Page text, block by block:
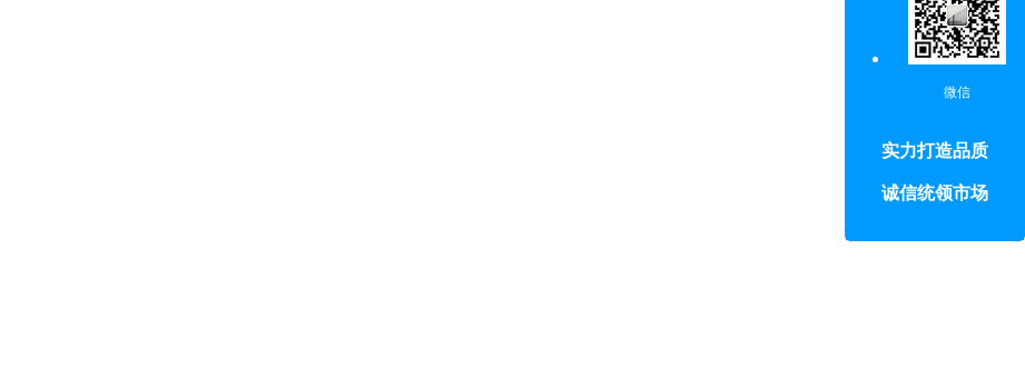
微信
实力打造品质
诚信统领市场